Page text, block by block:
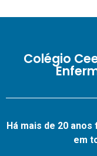
Colégio
Há mais de 20
em